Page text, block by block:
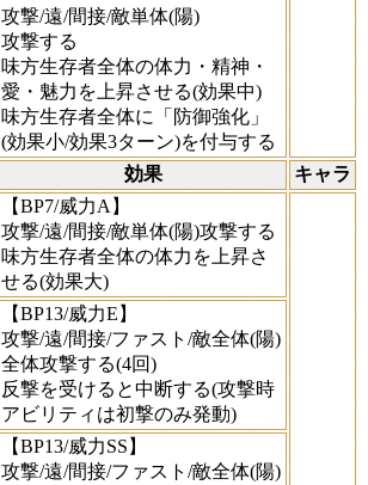
攻撃/遠/間接/敵単体(陽)
攻撃する
味方生存者全体の体力・精神・
愛・魅力を上昇させる(効果中)
味方生存者全体に「防御強化」
(効果小/効果3ターン)を付与する
効果 キャラ
【BP7/威力A】
攻撃/遠/間接/敵単体(陽)攻撃する
味方生存者全体の体力を上昇さ
せる(効果大)
【BP13/威力E】
攻撃/遠/間接/ファスト/敵全体(陽)
全体攻撃する(4回)
反撃を受けると中断する(攻撃時
アビリティは初撃のみ発動)
【BP13/威力SS】
攻撃/遠/間接/ファスト/敵全体(陽)